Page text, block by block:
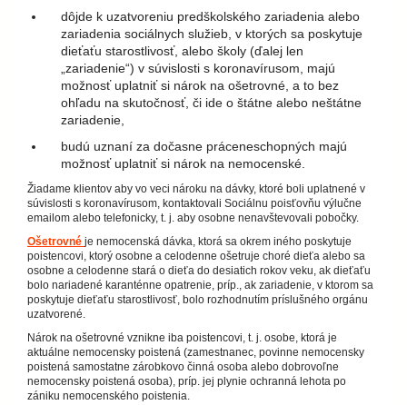
dôjde k uzatvoreniu predškolského zariadenia alebo
zariadenia sociálnych služieb, v ktorých sa poskytuje
dieťaťu starostlivosť, alebo školy (ďalej len
„zariadenie“) v súvislosti s koronavírusom, majú
možnosť uplatniť si nárok na ošetrovné, a to bez
ohľadu na skutočnosť, či ide o štátne alebo neštátne
zariadenie,
budú uznaní za dočasne práceneschopných majú
možnosť uplatniť si nárok na nemocenské.
Žiadame klientov aby vo veci nároku na dávky, ktoré boli uplatnené v
súvislosti s koronavírusom, kontaktovali Sociálnu poisťovňu výlučne
emailom alebo telefonicky, t. j. aby osobne nenavštevovali pobočky.
Ošetrovné je nemocenská dávka, ktorá sa okrem iného poskytuje
poistencovi, ktorý osobne a celodenne ošetruje choré dieťa alebo sa
osobne a celodenne stará o dieťa do desiatich rokov veku, ak dieťaťu
bolo nariadené karanténne opatrenie, príp., ak zariadenie, v ktorom sa
poskytuje dieťaťu starostlivosť, bolo rozhodnutím príslušného orgánu
uzatvorené.
Nárok na ošetrovné vznikne iba poistencovi, t. j. osobe, ktorá je
aktuálne nemocensky poistená (zamestnanec, povinne nemocensky
poistená samostatne zárobkovo činná osoba alebo dobrovoľne
nemocensky poistená osoba), príp. jej plynie ochranná lehota po
zániku nemocenského poistenia.